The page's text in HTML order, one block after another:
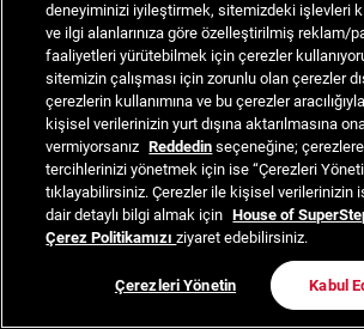
deneyiminizi iyileştirmek, sitemizdeki işlevleri
ve ilgi alanlarınıza göre özelleştirilmiş reklam/
faaliyetleri yürütebilmek için çerezler
sitemizin çalışması için zorunlu olan çerezler
çerezlerin kullanımına ve bu çerezler
kişisel verilerinizin yurt dışına aktarılmasına
vermiyorsanız Reddedin seçeneğine;
tercihlerinizi yönetmek için ise “Çerezleri
tıklayabilirsiniz. Çerezler ile kişisel verilerinizin
dair detaylı bilgi almak için House of
Çerez Politikamızıziyaret edebilirsiniz.
Çerezleri Yönetin Kabul